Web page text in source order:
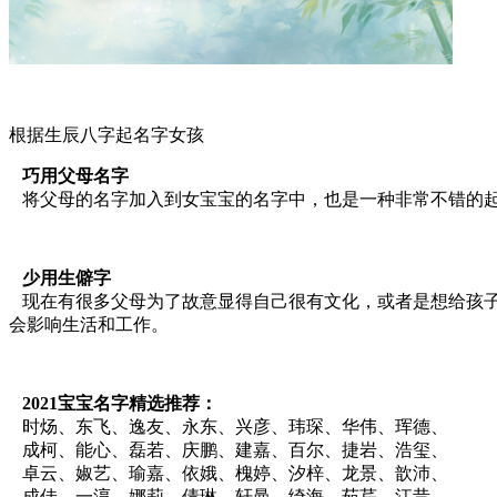
根据生辰八字起名字女孩
巧用父母名字
将父母的名字加入到女宝宝的名字中，也是一种非常不错的
少用生僻字
现在有很多父母为了故意显得自己很有文化，或者是想给孩
会影响生活和工作。
2021宝宝名字精选推荐：
时炀、东飞、逸友、永东、兴彦、玮琛、华伟、珲德、
成柯、能心、磊若、庆鹏、建嘉、百尔、捷岩、浩玺、
卓云、婌艺、瑜嘉、依娥、槐婷、汐梓、龙景、歆沛、